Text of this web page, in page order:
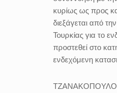
κυρίως ως προς
διεξάγεται από
Τουρκίας για το
προστεθεί στο
ενδεχόμενη